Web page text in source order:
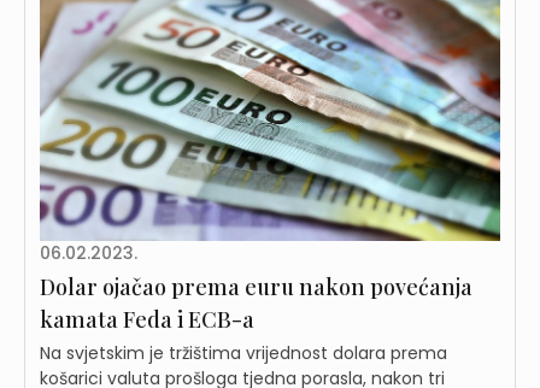
06.02.2023.
Dolar ojačao prema euru nakon povećanja
kamata Feda i ECB-a
Na svjetskim je tržištima vrijednost dolara prema
košarici valuta prošloga tjedna porasla, nakon tri